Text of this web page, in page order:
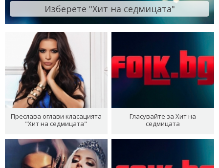
Изберете "Хит на седмицата"
Преслава оглави класацията
"Хит на седмицата"
Гласувайте за Хит на
седмицата